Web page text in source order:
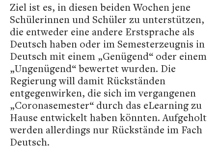
Ziel ist es, in diesen beiden Wochen jene
Schülerinnen und Schüler zu unterstützen,
die entweder eine andere Erstsprache als
Deutsch haben oder im Semesterzeugnis in
Deutsch mit einem „Genügend“ oder einem
„Ungenügend“ bewertet wurden. Die
Regierung will damit Rückständen
entgegenwirken, die sich im vergangenen
„Coronasemester“ durch das eLearning zu
Hause entwickelt haben könnten. Aufgeholt
werden allerdings nur Rückstände im Fach
Deutsch.